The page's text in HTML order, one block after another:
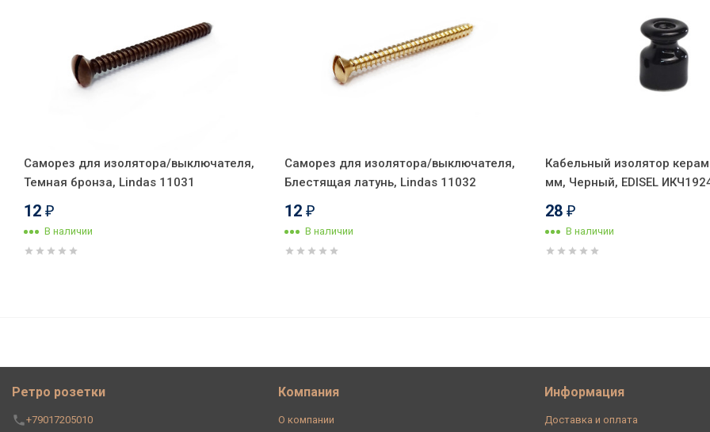
Саморез для изолятора/выключателя,
Темная бронза, Lindas 11031
12 ₽
В наличии
Саморез для изолятора/выключателя,
Блестящая латунь, Lindas 11032
12 ₽
В наличии
Кабельный изолятор
мм, Черный, EDISEL
28 ₽
В наличии
Ретро розетки
+79017205010
Компания
О компании
Информация
Доставка и оплата